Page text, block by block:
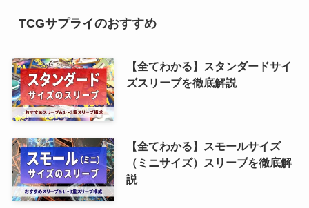
TCGサプライのおすすめ
【全てわかる】スタンダードサイ
ズスリーブを徹底解説
【全てわかる】スモールサイズ
（ミニサイズ）スリーブを徹底解
説